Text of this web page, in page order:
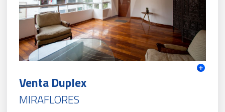
Venta Duplex
MIRAFLORES